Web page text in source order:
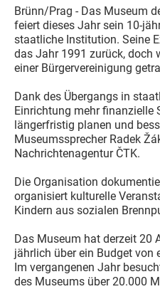
Brünn/Prag - Das Museum
feiert dieses Jahr sein 10-
staatliche Institution. Seine
das Jahr 1991 zurück, doch
einer Bürgervereinigung
Dank des Übergangs in
Einrichtung mehr finanzielle
längerfristig planen und
Museumssprecher Radek
Nachrichtenagentur ČTK.
Die Organisation
organisiert kulturelle
Kindern aus sozialen
Das Museum hat derzeit 20
jährlich über ein Budget von
Im vergangenen Jahr
des Museums über 20.000